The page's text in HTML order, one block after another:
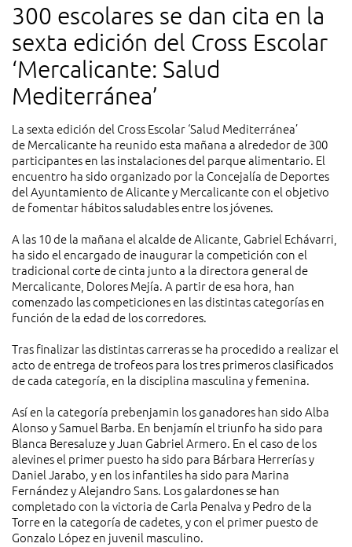
300 escolares se dan cita en la
sexta edición del Cross Escolar
‘Mercalicante: Salud
Mediterránea’
La sexta edición del Cross Escolar ‘Salud Mediterránea’
de Mercalicante ha reunido esta mañana a alrededor de 300
participantes en las instalaciones del parque alimentario. El
encuentro ha sido organizado por la Concejalía de Deportes
del Ayuntamiento de Alicante y Mercalicante con el objetivo
de fomentar hábitos saludables entre los jóvenes.
A las 10 de la mañana el alcalde de Alicante, Gabriel Echávarri,
ha sido el encargado de inaugurar la competición con el
tradicional corte de cinta junto a la directora general de
Mercalicante, Dolores Mejía. A partir de esa hora, han
comenzado las competiciones en las distintas categorías en
función de la edad de los corredores.
Tras finalizar las distintas carreras se ha procedido a realizar el
acto de entrega de trofeos para los tres primeros clasificados
de cada categoría, en la disciplina masculina y femenina.
Así en la categoría prebenjamin los ganadores han sido Alba
Alonso y Samuel Barba. En benjamín el triunfo ha sido para
Blanca Beresaluze y Juan Gabriel Armero. En el caso de los
alevines el primer puesto ha sido para Bárbara Herrerías y
Daniel Jarabo, y en los infantiles ha sido para Marina
Fernández y Alejandro Sans. Los galardones se han
completado con la victoria de Carla Penalva y Pedro de la
Torre en la categoría de cadetes, y con el primer puesto de
Gonzalo López en juvenil masculino.